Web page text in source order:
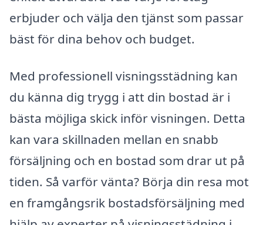
erbjuder och välja den tjänst som passar
bäst för dina behov och budget.
Med professionell visningsstädning kan
du känna dig trygg i att din bostad är i
bästa möjliga skick inför visningen. Detta
kan vara skillnaden mellan en snabb
försäljning och en bostad som drar ut på
tiden. Så varför vänta? Börja din resa mot
en framgångsrik bostadsförsäljning med